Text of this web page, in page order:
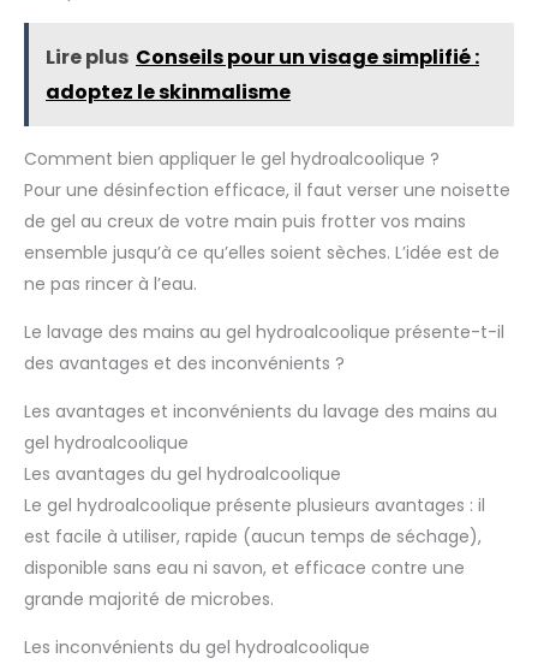
Lire plus Conseils pour un visage simplifié :
adoptez le skinmalisme
Comment bien appliquer le gel hydroalcoolique ?
Pour une désinfection efficace, il faut verser une noisette
de gel au creux de votre main puis frotter vos mains
ensemble jusqu’à ce qu’elles soient sèches. L’idée est de
ne pas rincer à l’eau.
Le lavage des mains au gel hydroalcoolique présente-t-il
des avantages et des inconvénients ?
Les avantages et inconvénients du lavage des mains au
gel hydroalcoolique
Les avantages du gel hydroalcoolique
Le gel hydroalcoolique présente plusieurs avantages : il
est facile à utiliser, rapide (aucun temps de séchage),
disponible sans eau ni savon, et efficace contre une
grande majorité de microbes.
Les inconvénients du gel hydroalcoolique